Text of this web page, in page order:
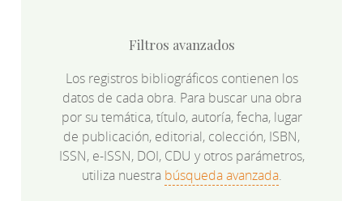
Filtros avanzados
Los registros bibliográficos contienen los
datos de cada obra. Para buscar una obra
por su temática, título, autoría, fecha, lugar
de publicación, editorial, colección, ISBN,
ISSN, e-ISSN, DOI, CDU y otros parámetros,
utiliza nuestra búsqueda avanzada.